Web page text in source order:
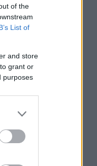
of the
List of
and store
grant or
purposes